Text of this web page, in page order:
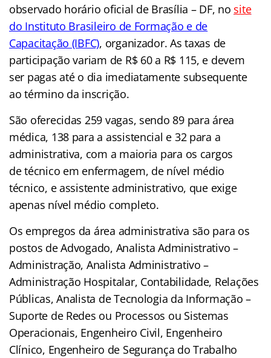
observado horário oficial de Brasília – DF, no site
do Instituto Brasileiro de Formação e de
Capacitação (IBFC), organizador. As taxas de
participação variam de R$ 60 a R$ 115, e devem
ser pagas até o dia imediatamente subsequente
ao término da inscrição.
São oferecidas 259 vagas, sendo 89 para área
médica, 138 para a assistencial e 32 para a
administrativa, com a maioria para os cargos
de técnico em enfermagem, de nível médio
técnico, e assistente administrativo, que exige
apenas nível médio completo.
Os empregos da área administrativa são para os
postos de Advogado, Analista Administrativo –
Administração, Analista Administrativo –
Administração Hospitalar, Contabilidade, Relações
Públicas, Analista de Tecnologia da Informação –
Suporte de Redes ou Processos ou Sistemas
Operacionais, Engenheiro Civil, Engenheiro
Clínico, Engenheiro de Segurança do Trabalho